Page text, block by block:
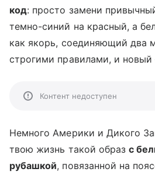
код: просто замени
темно-синий на красный, а
как якорь, соединяющий два
строгими правилами, и
Контент недоступен
Немного Америки и Дикого
твою жизнь такой образс
рубашкой, повязанной на